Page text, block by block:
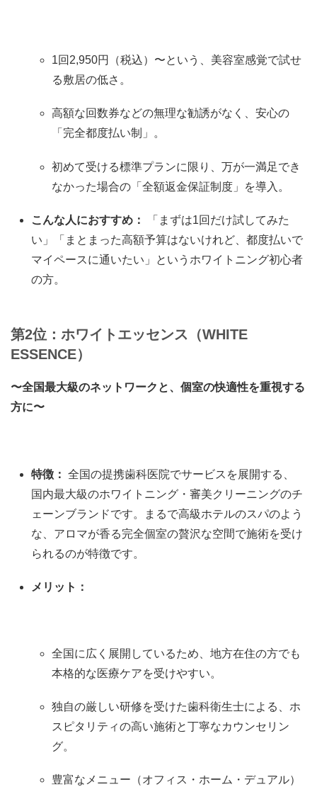
1回2,950円（税込）〜という、美容室感覚で試せ
る敷居の低さ。
高額な回数券などの無理な勧誘がなく、安心の
「完全都度払い制」。
初めて受ける標準プランに限り、万が一満足でき
なかった場合の「全額返金保証制度」を導入。
こんな人におすすめ：
「まずは1回だけ試してみた
い」「まとまった高額予算はないけれど、都度払いで
マイペースに通いたい」というホワイトニング初心者
の方。
第2位：ホワイトエッセンス（WHITE
ESSENCE）
〜全国最大級のネットワークと、個室の快適性を重視する
方に〜
特徴： 全国の提携歯科医院でサービスを展開する、
国内最大級のホワイトニング・審美クリーニングのチ
ェーンブランドです。まるで高級ホテルのスパのよう
な、アロマが香る完全個室の贅沢な空間で施術を受け
られるのが特徴です。
メリット：
全国に広く展開しているため、地方在住の方でも
本格的な医療ケアを受けやすい。
独自の厳しい研修を受けた歯科衛生士による、ホ
スピタリティの高い施術と丁寧なカウンセリン
グ。
豊富なメニュー（オフィス・ホーム・デュアル）